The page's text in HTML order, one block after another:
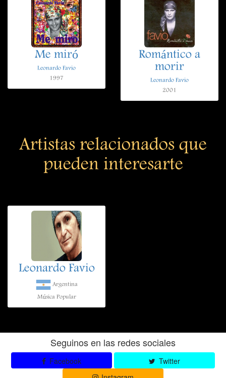
Me miró
Leonardo Favio
1997
Romántico a
morir
Leonardo Favio
2001
Artistas relacionados que
pueden interesarte
Leonardo Favio
Argentina
Música Popular
Seguinos en las redes sociales
Facebook
Twitter